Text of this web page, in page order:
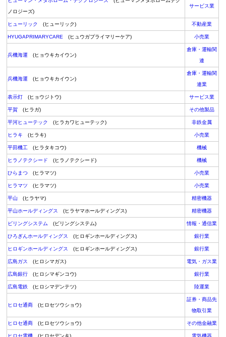
ノロジーズ)
サービス業
ヒューリック (ヒューリック) 不動産業
HYUGAPRIMARYCARE (ヒュウガプライマリーケア) 小売業
兵機海運 (ヒョウキカイウン)
倉庫・運輸関
連
兵機海運 (ヒョウキカイウン)
倉庫・運輸関
連業
表示灯 (ヒョウジトウ) サービス業
平賀 (ヒラガ) その他製品
平河ヒューテック (ヒラカワヒューテック) 非鉄金属
ヒラキ (ヒラキ) 小売業
平田機工 (ヒラタキコウ) 機械
ヒラノテクシード (ヒラノテクシード) 機械
ひらまつ (ヒラマツ) 小売業
ヒラマツ (ヒラマツ) 小売業
平山 (ヒラヤマ) 精密機器
平山ホールディングス (ヒラヤマホールディングス) 精密機器
ビリングシステム (ビリングシステム) 情報・通信業
ひろぎんホールディングス (ヒロギンホールディングス) 銀行業
ヒロギンホールディングス (ヒロギンホールディングス) 銀行業
広島ガス (ヒロシマガス) 電気・ガス業
広島銀行 (ヒロシマギンコウ) 銀行業
広島電鉄 (ヒロシマデンテツ) 陸運業
ヒロセ通商 (ヒロセツウショウ)
証券・商品先
物取引業
ヒロセ通商 (ヒロセツウショウ) その他金融業
ヒロセ電機 (ヒロセデンキ) 電気機器